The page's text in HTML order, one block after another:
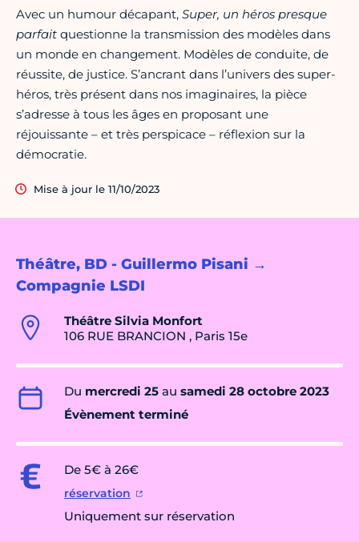
Théâtre, BD - Guillermo Pisani →
Compagnie LSDI
Théâtre Silvia Monfort
106 RUE BRANCION , Paris 15e
Du mercredi 25 au samedi 28 octobre 2023
Évènement terminé
De 5€ à 26€
réservation
Uniquement sur réservation
Avec un humour décapant, Super, un héros presque
parfait questionne la transmission des modèles dans
un monde en changement. Modèles de conduite, de
réussite, de justice. S’ancrant dans l’univers des super-
héros, très présent dans nos imaginaires, la pièce
s’adresse à tous les âges en proposant une
réjouissante – et très perspicace – réflexion sur la
démocratie.
Mise à jour le 11/10/2023